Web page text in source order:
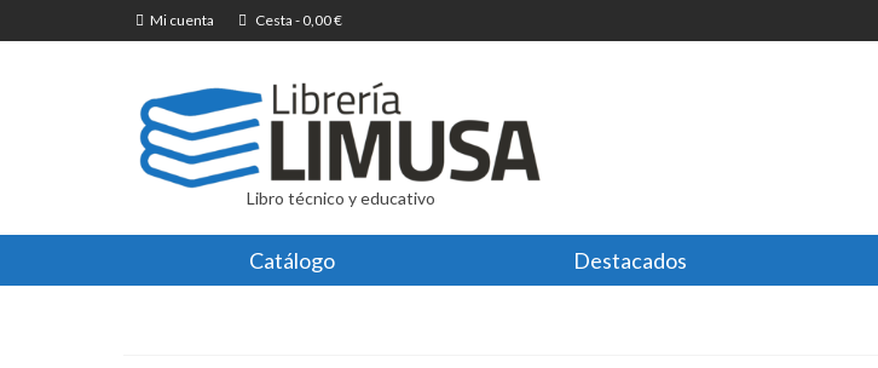
Mi cuenta Cesta - 0,00€
Libro técnico y educativo
Catálogo Destacados